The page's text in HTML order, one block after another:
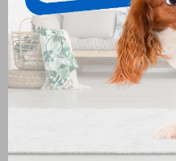
Griseofulvina Crema 15grs
$361